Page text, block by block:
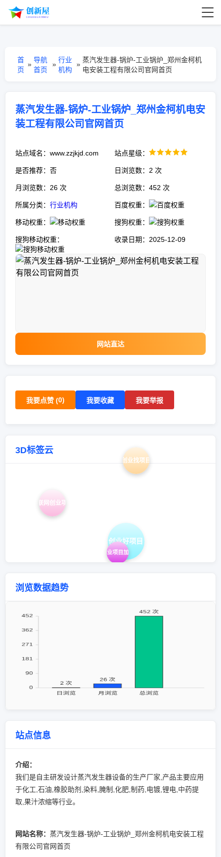
首
页
»
导航
首页
»
行业
机构
»
蒸汽发生器-锅炉-工业锅炉_郑州金柯机
电安装工程有限公司官网首页
蒸汽发生器-锅炉-工业锅炉_郑州金柯机电安
装工程有限公司官网首页
站点域名：www.zzjkjd.com 站点星级：
是否推荐：否 日浏览数：2 次
月浏览数：26 次 总浏览数：452 次
所属分类： 行业机构 百度权重：
移动权重： 搜狗权重：
搜狗移动权重： 收录日期：2025-12-09
网站直达
我要点赞 (0) 我要收藏 我要举报
3D标签云
创业项目加盟
创业好项目
创业找项目
互联网创业项目
浏览数据趋势
站点信息
介绍：
我们是自主研发设计蒸汽发生器设备的生产厂家,产品主要应用
于化工,石油,橡胶助剂,染料,腌制,化肥,制药,电镀,锂电,中药提
取,果汁浓缩等行业。
网站名称： 蒸汽发生器-锅炉-工业锅炉_郑州金柯机电安装工程
有限公司官网首页